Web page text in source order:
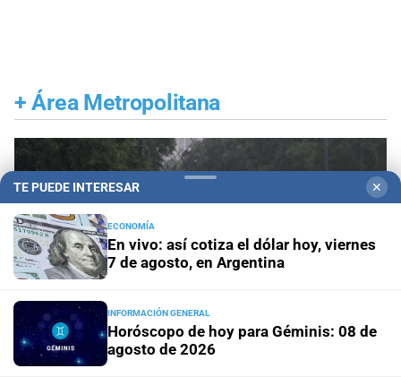
+ Área Metropolitana
TE PUEDE INTERESAR ✕
ECONOMÍA
En vivo: así cotiza el dólar hoy, viernes
7 de agosto, en Argentina
INFORMACIÓN GENERAL
Horóscopo de hoy para Géminis: 08 de
agosto de 2026